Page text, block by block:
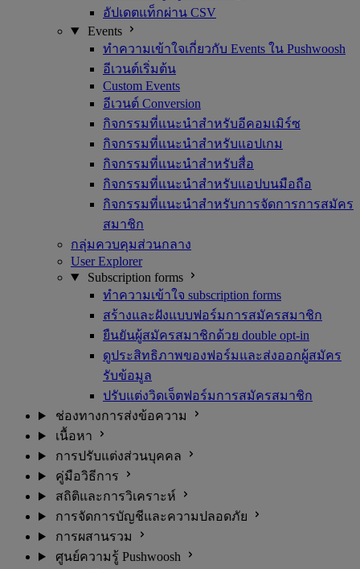
อัปเดตแท็กผ่าน CSV
Events
ทำความเข้าใจเกี่ยวกับ Events ใน Pushwoosh
อีเวนต์เริ่มต้น
Custom Events
อีเวนต์ Conversion
กิจกรรมที่แนะนำสำหรับอีคอมเมิร์ซ
กิจกรรมที่แนะนำสำหรับแอปเกม
กิจกรรมที่แนะนำสำหรับสื่อ
กิจกรรมที่แนะนำสำหรับแอปบนมือถือ
กิจกรรมที่แนะนำสำหรับการจัดการการสมัคร
สมาชิก
กลุ่มควบคุมส่วนกลาง
User Explorer
Subscription forms
ทำความเข้าใจ subscription forms
สร้างและฝังแบบฟอร์มการสมัครสมาชิก
ยืนยันผู้สมัครสมาชิกด้วย double opt-in
ดูประสิทธิภาพของฟอร์มและส่งออกผู้สมัคร
รับข้อมูล
ปรับแต่งวิดเจ็ตฟอร์มการสมัครสมาชิก
ช่องทางการส่งข้อความ
เนื้อหา
การปรับแต่งส่วนบุคคล
คู่มือวิธีการ
สถิติและการวิเคราะห์
การจัดการบัญชีและความปลอดภัย
การผสานรวม
ศูนย์ความรู้ Pushwoosh